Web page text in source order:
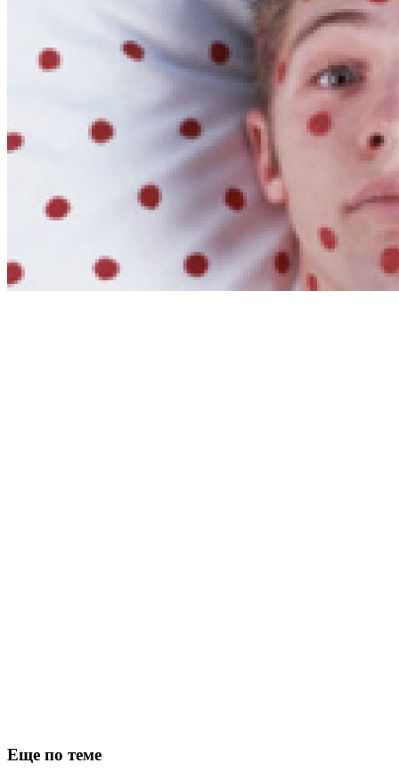
Еще по теме